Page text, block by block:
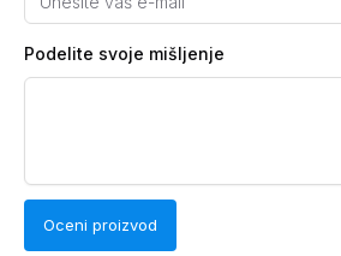
Podelite svoje mišljenje
Oceni proizvod